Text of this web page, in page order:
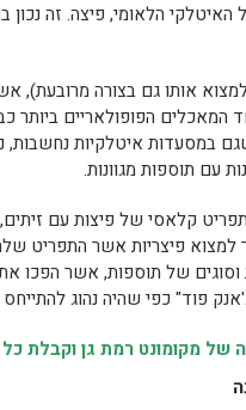
הלאומי, פיצה. זה נכון
אותו גם בצורה מרובעת),
הפופולאריים ביותר
במסעדות איטלקיות נחשבות,
עם תוספות מגוונות.
קלאסי של פיצות עם
פיצריות אשר התפריט
של תוספות, אשר הפכו את
פוד" כפי שהיה נהוג
מקומונט רמת גן וקבלת כל